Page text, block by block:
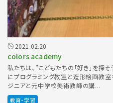
2021.02.20
colors academy
私たちは、”こどもたちの「好き」を探
にプログラミング教室と造形絵画教室
ジニアと元中学校美術教師の講...
教育・学習